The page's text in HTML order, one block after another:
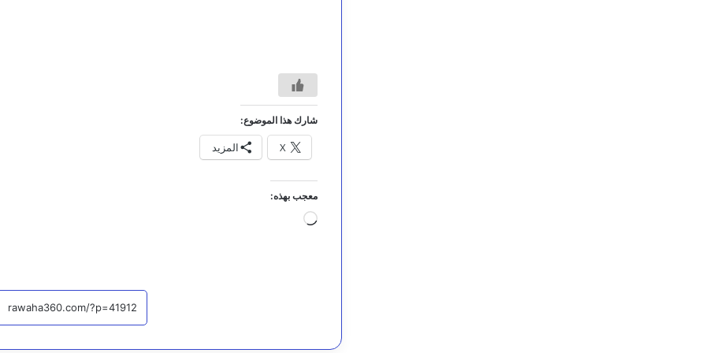
شارك هذا الموضوع:
X المزيد
معجب بهذه:
جاري